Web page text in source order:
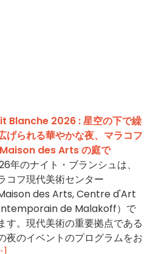
Blanche 2026 : 星空の下で繰
げられる華やかな夜、マラコフ
des Arts の庭で
年のナイト・ブランシュは、
コフ現代美術センター
Maison des Arts, Centre d'Art
de Malakoff）で
す。現代美術の重要拠点である
夜のイベントのプログラムをお